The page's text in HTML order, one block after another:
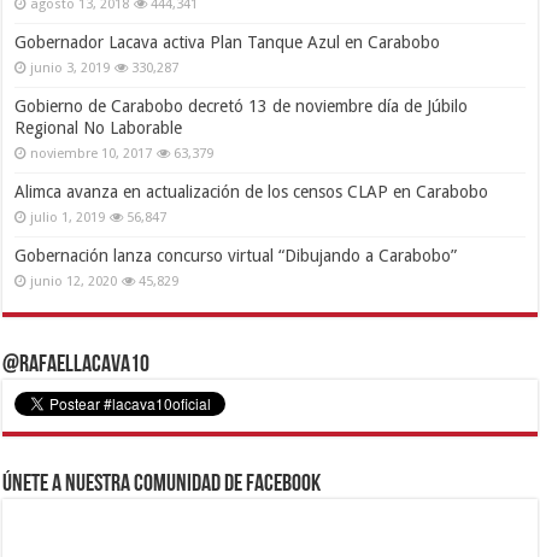
agosto 13, 2018 444,341
Gobernador Lacava activa Plan Tanque Azul en Carabobo
junio 3, 2019 330,287
Gobierno de Carabobo decretó 13 de noviembre día de Júbilo
Regional No Laborable
noviembre 10, 2017 63,379
Alimca avanza en actualización de los censos CLAP en Carabobo
julio 1, 2019 56,847
Gobernación lanza concurso virtual “Dibujando a Carabobo”
junio 12, 2020 45,829
@RafaelLacava10
Únete a nuestra comunidad de Facebook